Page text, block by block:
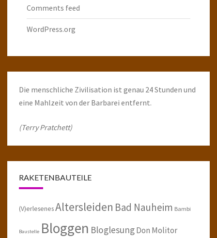
Comments feed
WordPress.org
Die menschliche Zivilisation ist genau 24 Stunden und
eine Mahlzeit von der Barbarei entfernt.
(Terry Pratchett)
RAKETENBAUTEILE
(V)erlesenesAltersleiden Bad Nauheim Bambi
Baustelle Bloggen BloglesungDon Molitor